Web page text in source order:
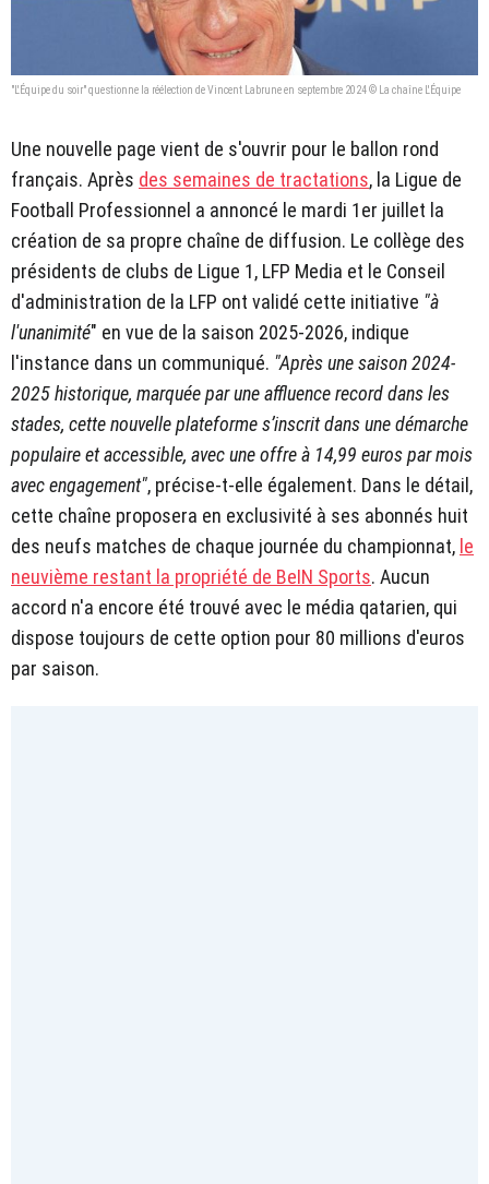
"L'Équipe du soir" questionne la réélection de Vincent Labrune en septembre 2024 © La chaîne L'Équipe
Une nouvelle page vient de s'ouvrir pour le ballon rond
français. Après des semaines de tractations, la Ligue de
Football Professionnel a annoncé le mardi 1er juillet la
création de sa propre chaîne de diffusion. Le collège des
présidents de clubs de Ligue 1, LFP Media et le Conseil
d'administration de la LFP ont validé cette initiative "à
l'unanimité" en vue de la saison 2025-2026, indique
l'instance dans un communiqué. "Après une saison 2024-
2025 historique, marquée par une affluence record dans les
stades, cette nouvelle plateforme s’inscrit dans une démarche
populaire et accessible, avec une offre à 14,99 euros par mois
avec engagement", précise-t-elle également. Dans le détail,
cette chaîne proposera en exclusivité à ses abonnés huit
des neufs matches de chaque journée du championnat, le
neuvième restant la propriété de BeIN Sports. Aucun
accord n'a encore été trouvé avec le média qatarien, qui
dispose toujours de cette option pour 80 millions d'euros
par saison.